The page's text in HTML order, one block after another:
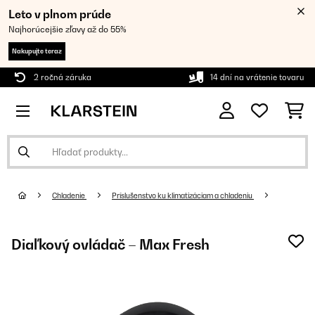
Leto v plnom prúde
Najhorúcejšie zľavy až do 55%
Nakupujte teraz
2 ročná záruka 14 dní na vrátenie tovaru
Chladenie Príslušenstvo ku klimatizáciam a chladeniu
Diaľkový ovládač – Max Fresh